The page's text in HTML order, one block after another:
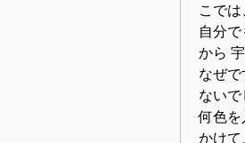
こで
自分
から
なぜ
ない
何色
かけて